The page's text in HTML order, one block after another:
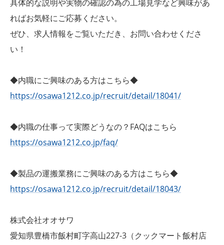
具体的な説明や実物の確認の為の工場見学など興味があ
ればお気軽にご応募ください。
ぜひ、求人情報をご覧いただき、お問い合わせくださ
い！
◆内職にご興味のある方はこちら◆
https://osawa1212.co.jp/recruit/detail/18041/
◆内職の仕事って実際どうなの？FAQはこちら
https://osawa1212.co.jp/faq/
◆製品の運搬業務にご興味のある方はこちら◆
https://osawa1212.co.jp/recruit/detail/18043/
株式会社オオサワ
愛知県豊橋市飯村町字高山227-3（クックマート飯村店